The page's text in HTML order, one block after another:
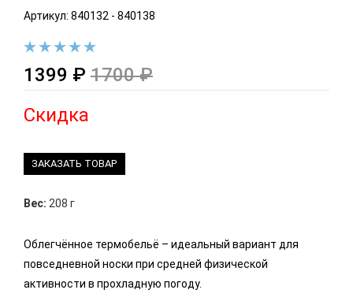
Артикул: 840132 - 840138
1399 ₽ 1700 ₽
Скидка
ЗАКАЗАТЬ ТОВАР
Вес: 208 г
Облегчённое термобельё – идеальный вариант для
повседневной носки при средней физической
активности в прохладную погоду.